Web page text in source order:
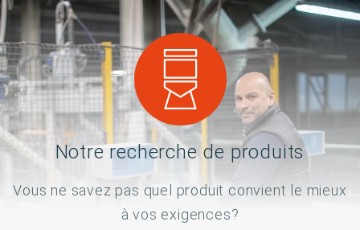
Notre recherche de produits
Vous ne savez pas quel produit convient le mieux
à vos exigences?